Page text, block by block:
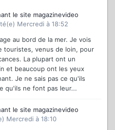
le site magazinevideo
Mercredi à 18:52
au bord de la mer. Je vois
touristes, venus de loin, pour
La plupart ont un
et beaucoup ont les yeux
Je ne sais pas ce qu'ils
qu'ils ne font pas leur...
le site magazinevideo
Mercredi à 18:10